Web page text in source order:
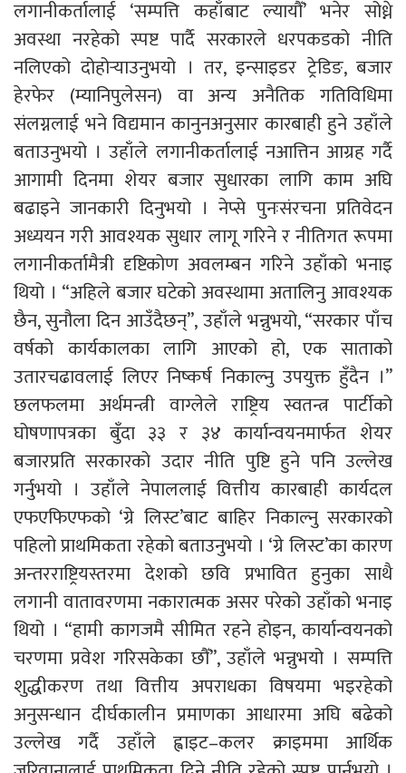
लगानीकर्तालाई ‘सम्पत्ति कहाँबाट ल्यायौँ’ भनेर सोध्ने
अवस्था नरहेको स्पष्ट पार्दै सरकारले धरपकडको नीति
नलिएको दोहोर्‍याउनुभयो । तर, इन्साइडर ट्रेडिङ, बजार
हेरफेर (म्यानिपुलेसन) वा अन्य अनैतिक गतिविधिमा
संलग्नलाई भने विद्यमान कानुनअनुसार कारबाही हुने उहाँले
बताउनुभयो । उहाँले लगानीकर्तालाई नआत्तिन आग्रह गर्दै
आगामी दिनमा शेयर बजार सुधारका लागि काम अघि
बढाइने जानकारी दिनुभयो । नेप्से पुनःसंरचना प्रतिवेदन
अध्ययन गरी आवश्यक सुधार लागू गरिने र नीतिगत रूपमा
लगानीकर्तामैत्री दृष्टिकोण अवलम्बन गरिने उहाँको भनाइ
थियो । “अहिले बजार घटेको अवस्थामा अतालिनु आवश्यक
छैन, सुनौला दिन आउँदैछन्”, उहाँले भन्नुभयो, “सरकार पाँच
वर्षको कार्यकालका लागि आएको हो, एक साताको
उतारचढावलाई लिएर निष्कर्ष निकाल्नु उपयुक्त हुँदैन ।”
छलफलमा अर्थमन्त्री वाग्लेले राष्ट्रिय स्वतन्त्र पार्टीको
घोषणापत्रका बुँदा ३३ र ३४ कार्यान्वयनमार्फत शेयर
बजारप्रति सरकारको उदार नीति पुष्टि हुने पनि उल्लेख
गर्नुभयो । उहाँले नेपाललाई वित्तीय कारबाही कार्यदल
एफएफिएफको ‘ग्रे लिस्ट’बाट बाहिर निकाल्नु सरकारको
पहिलो प्राथमिकता रहेको बताउनुभयो । ‘ग्रे लिस्ट’का कारण
अन्तरराष्ट्रियस्तरमा देशको छवि प्रभावित हुनुका साथै
लगानी वातावरणमा नकारात्मक असर परेको उहाँको भनाइ
थियो । “हामी कागजमै सीमित रहने होइन, कार्यान्वयनको
चरणमा प्रवेश गरिसकेका छौँ”, उहाँले भन्नुभयो । सम्पत्ति
शुद्धीकरण तथा वित्तीय अपराधका विषयमा भइरहेको
अनुसन्धान दीर्घकालीन प्रमाणका आधारमा अघि बढेको
उल्लेख गर्दै उहाँले ह्वाइट–कलर क्राइममा आर्थिक